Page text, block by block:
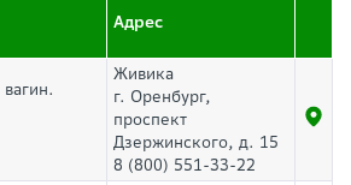
Адрес
Живика
г. Оренбург,
проспект
Дзержинского, д. 15
8 (800) 551-33-22